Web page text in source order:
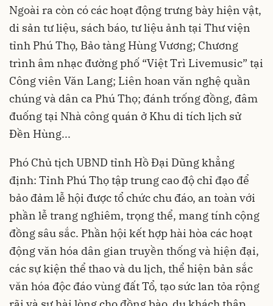
Ngoài ra còn có các hoạt động trưng bày hiện vật,
di sản tư liệu, sách báo, tư liệu ảnh tại Thư viện
tỉnh Phú Thọ, Bảo tàng Hùng Vương; Chương
trình âm nhạc đường phố “Việt Trì Livemusic” tại
Công viên Văn Lang; Liên hoan văn nghệ quần
chúng và dân ca Phú Thọ; đánh trống đồng, đâm
đuống tại Nhà công quán ở Khu di tích lịch sử
Đền Hùng...
Phó Chủ tịch UBND tỉnh Hồ Đại Dũng khẳng
định: Tỉnh Phú Thọ tập trung cao độ chỉ đạo để
bảo đảm lễ hội được tổ chức chu đáo, an toàn với
phần lễ trang nghiêm, trọng thể, mang tính cộng
đồng sâu sắc. Phần hội kết hợp hài hòa các hoạt
động văn hóa dân gian truyền thống và hiện đại,
các sự kiện thể thao và du lịch, thể hiện bản sắc
văn hóa độc đáo vùng đất Tổ, tạo sức lan tỏa rộng